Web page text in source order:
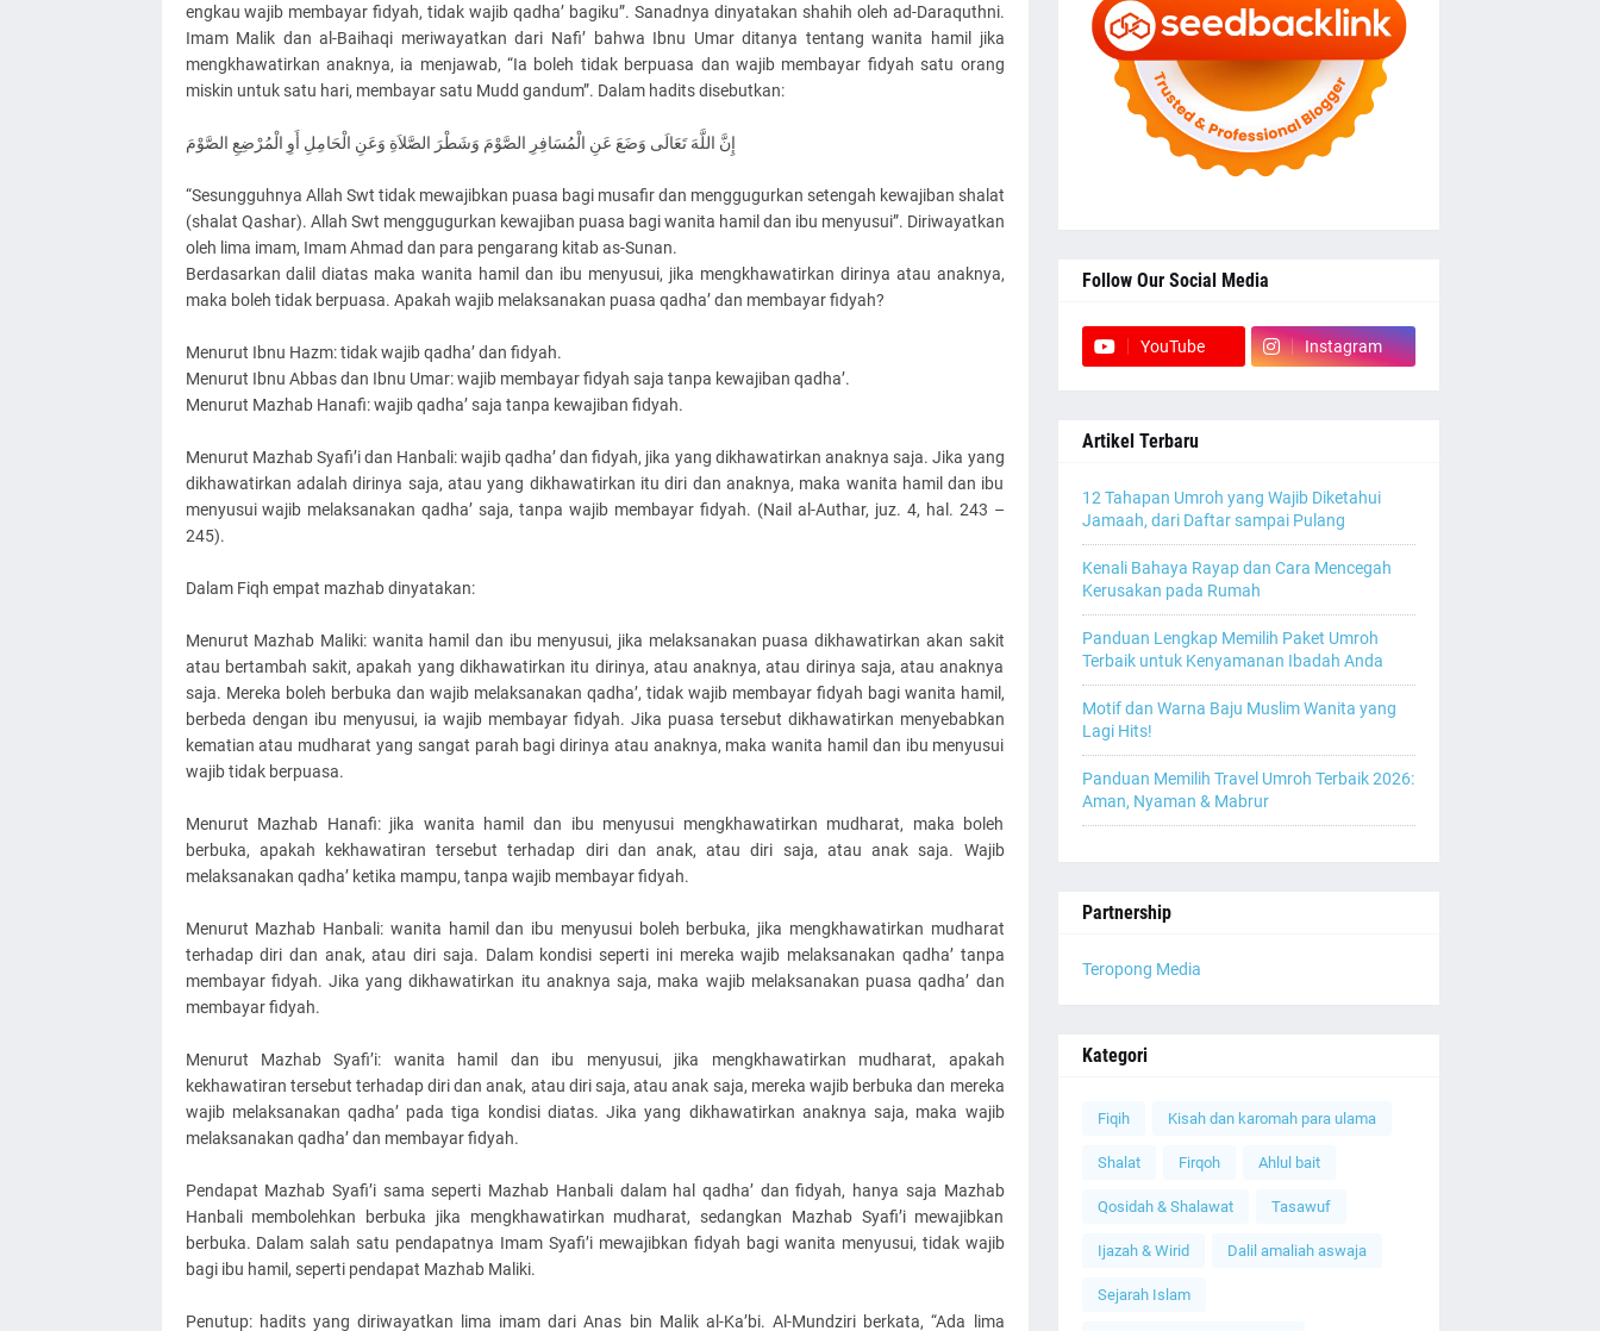
engkau wajib membayar fidyah, tidak wajib qadha’ bagiku”. Sanadnya dinyatakan shahih oleh ad-Daraquthni.
Imam Malik dan al-Baihaqi meriwayatkan dari Nafi’ bahwa Ibnu Umar ditanya tentang wanita hamil jika
mengkhawatirkan anaknya, ia menjawab, “Ia boleh tidak berpuasa dan wajib membayar fidyah satu orang
miskin untuk satu hari, membayar satu Mudd gandum”. Dalam hadits disebutkan:
إِنَّ اللَّهَ تَعَالَى وَضَعَ عَنِ الْمُسَافِرِ الصَّوْمَ وَشَطْرَ الصَّلاَةِ وَعَنِ الْحَامِلِ أَوِ الْمُرْضِعِ الصَّوْمَ
“Sesungguhnya Allah Swt tidak mewajibkan puasa bagi musafir dan menggugurkan setengah kewajiban shalat
(shalat Qashar). Allah Swt menggugurkan kewajiban puasa bagi wanita hamil dan ibu menyusui”. Diriwayatkan
oleh lima imam, Imam Ahmad dan para pengarang kitab as-Sunan.
Berdasarkan dalil diatas maka wanita hamil dan ibu menyusui, jika mengkhawatirkan dirinya atau anaknya,
maka boleh tidak berpuasa. Apakah wajib melaksanakan puasa qadha’ dan membayar fidyah?
Menurut Ibnu Hazm: tidak wajib qadha’ dan fidyah.
Menurut Ibnu Abbas dan Ibnu Umar: wajib membayar fidyah saja tanpa kewajiban qadha’.
Menurut Mazhab Hanafi: wajib qadha’ saja tanpa kewajiban fidyah.
Menurut Mazhab Syafi’i dan Hanbali: wajib qadha’ dan fidyah, jika yang dikhawatirkan anaknya saja. Jika yang
dikhawatirkan adalah dirinya saja, atau yang dikhawatirkan itu diri dan anaknya, maka wanita hamil dan ibu
menyusui wajib melaksanakan qadha’ saja, tanpa wajib membayar fidyah. (Nail al-Authar, juz. 4, hal. 243 –
245).
Dalam Fiqh empat mazhab dinyatakan:
Menurut Mazhab Maliki: wanita hamil dan ibu menyusui, jika melaksanakan puasa dikhawatirkan akan sakit
atau bertambah sakit, apakah yang dikhawatirkan itu dirinya, atau anaknya, atau dirinya saja, atau anaknya
saja. Mereka boleh berbuka dan wajib melaksanakan qadha’, tidak wajib membayar fidyah bagi wanita hamil,
berbeda dengan ibu menyusui, ia wajib membayar fidyah. Jika puasa tersebut dikhawatirkan menyebabkan
kematian atau mudharat yang sangat parah bagi dirinya atau anaknya, maka wanita hamil dan ibu menyusui
wajib tidak berpuasa.
Menurut Mazhab Hanafi: jika wanita hamil dan ibu menyusui mengkhawatirkan mudharat, maka boleh
berbuka, apakah kekhawatiran tersebut terhadap diri dan anak, atau diri saja, atau anak saja. Wajib
melaksanakan qadha’ ketika mampu, tanpa wajib membayar fidyah.
Menurut Mazhab Hanbali: wanita hamil dan ibu menyusui boleh berbuka, jika mengkhawatirkan mudharat
terhadap diri dan anak, atau diri saja. Dalam kondisi seperti ini mereka wajib melaksanakan qadha’ tanpa
membayar fidyah. Jika yang dikhawatirkan itu anaknya saja, maka wajib melaksanakan puasa qadha’ dan
membayar fidyah.
Menurut Mazhab Syafi’i: wanita hamil dan ibu menyusui, jika mengkhawatirkan mudharat, apakah
kekhawatiran tersebut terhadap diri dan anak, atau diri saja, atau anak saja, mereka wajib berbuka dan mereka
wajib melaksanakan qadha’ pada tiga kondisi diatas. Jika yang dikhawatirkan anaknya saja, maka wajib
melaksanakan qadha’ dan membayar fidyah.
Pendapat Mazhab Syafi’i sama seperti Mazhab Hanbali dalam hal qadha’ dan fidyah, hanya saja Mazhab
Hanbali membolehkan berbuka jika mengkhawatirkan mudharat, sedangkan Mazhab Syafi’i mewajibkan
berbuka. Dalam salah satu pendapatnya Imam Syafi’i mewajibkan fidyah bagi wanita menyusui, tidak wajib
bagi ibu hamil, seperti pendapat Mazhab Maliki.
Penutup: hadits yang diriwayatkan lima imam dari Anas bin Malik al-Ka’bi. Al-Mundziri berkata, “Ada lima
Follow Our Social Media
YouTube Instagram
Artikel Terbaru
12 Tahapan Umroh yang Wajib Diketahui
Jamaah, dari Daftar sampai Pulang
Kenali Bahaya Rayap dan Cara Mencegah
Kerusakan pada Rumah
Panduan Lengkap Memilih Paket Umroh
Terbaik untuk Kenyamanan Ibadah Anda
Motif dan Warna Baju Muslim Wanita yang
Lagi Hits!
Panduan Memilih Travel Umroh Terbaik 2026:
Aman, Nyaman & Mabrur
Partnership
Teropong Media
Kategori
Fiqih Kisah dan karomah para ulama
Shalat Firqoh Ahlul bait
Qosidah & Shalawat Tasawuf
Ijazah & Wirid Dalil amaliah aswaja
Sejarah Islam